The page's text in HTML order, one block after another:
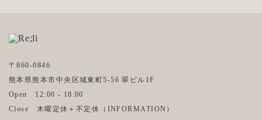
〒860-0846
熊本県熊本市中央区城東町5-56 翠ビル1F
Open 12:00 - 18:00
Close 木曜定休＋不定休（ INFORMATION ）